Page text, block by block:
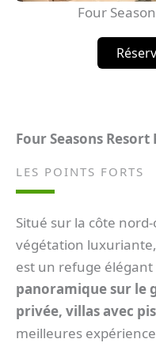
Four
Four Seasons Resort
LES POINTS FORTS
Situé sur la côte
végétation
est un refuge
panoramique sur le
privée, villas avec
meilleures